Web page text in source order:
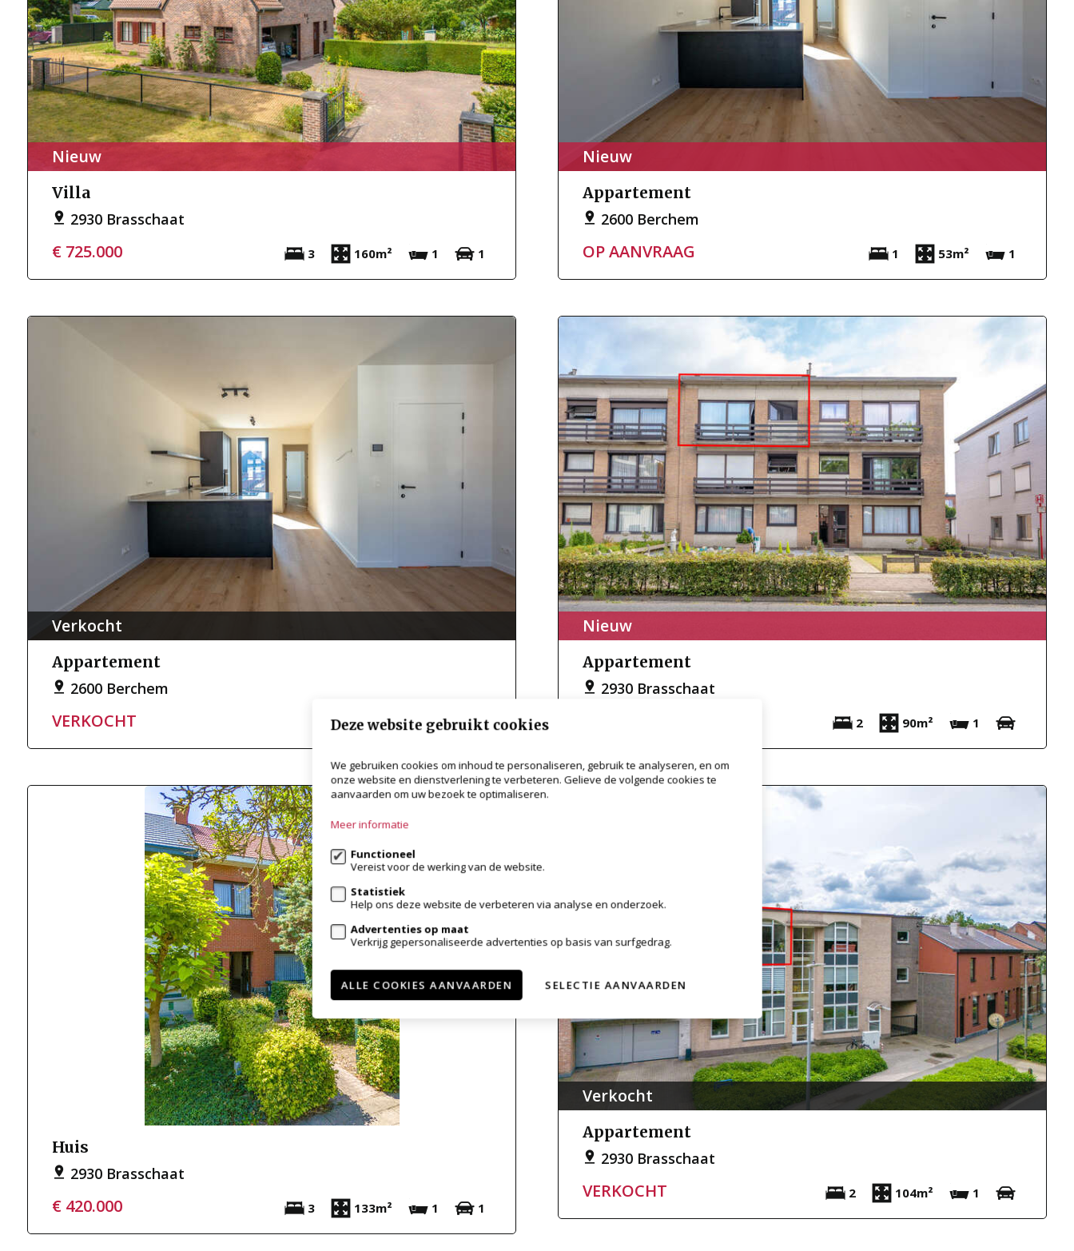
Nieuw
Villa
2930 Brasschaat
€ 725.000 3 160m² 1 1
Nieuw
Appartement
2600 Berchem
OP AANVRAAG 1 53m² 1
Verkocht
Appartement
2600 Berchem
VERKOCHT 1 53m² 1
Nieuw
Appartement
2930 Brasschaat
2 90m² 1
Huis
2930 Brasschaat
€ 420.000 3 133m² 1 1
Verkocht
Appartement
2930 Brasschaat
VERKOCHT 2 104m² 1
Deze website gebruikt cookies
We gebruiken cookies om inhoud te personaliseren, gebruik te analyseren, en om
onze website en dienstverlening te verbeteren. Gelieve de volgende cookies te
aanvaarden om uw bezoek te optimaliseren.
Meer informatie
Functioneel
Vereist voor de werking van de website.
Statistiek
Help ons deze website de verbeteren via analyse en onderzoek.
Advertenties op maat
Verkrijg gepersonaliseerde advertenties op basis van surfgedrag.
ALLE COOKIES AANVAARDEN SELECTIE AANVAARDEN